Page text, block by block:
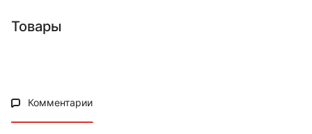
Товары
Комментарии